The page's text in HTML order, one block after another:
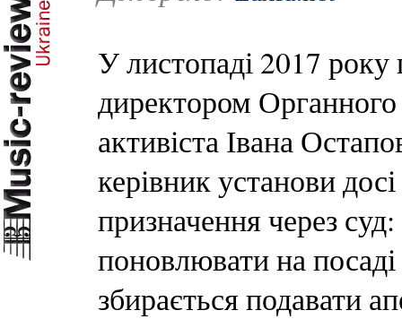
У листопаді 2017 року
директором
активіста Івана
керівник установи
призначення через
поновлювати на
збирається подавати